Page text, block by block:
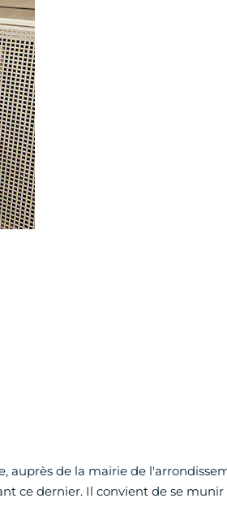
auprès de la mairie de
ce dernier. Il convient de se munir